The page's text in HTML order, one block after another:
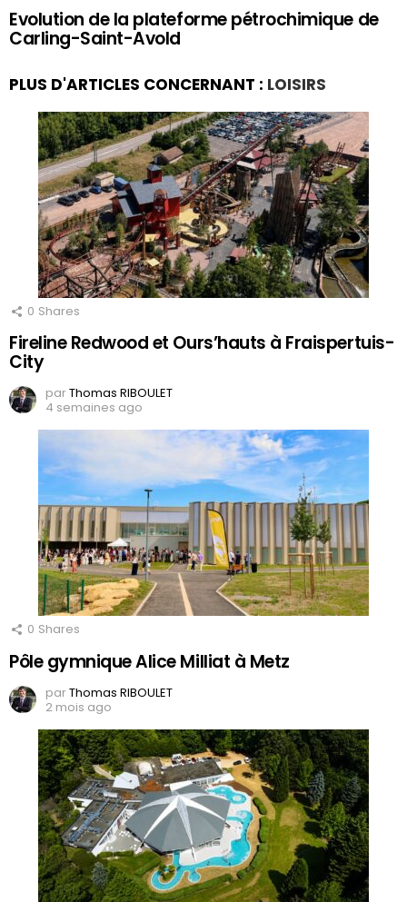
Evolution de la plateforme pétrochimique de
Carling-Saint-Avold
PLUS D'ARTICLES CONCERNANT : LOISIRS
0 Shares
Fireline Redwood et Ours’hauts à Fraispertuis-
City
parThomas RIBOULET
4 semaines ago
0 Shares
Pôle gymnique Alice Milliat à Metz
parThomas RIBOULET
2 mois ago